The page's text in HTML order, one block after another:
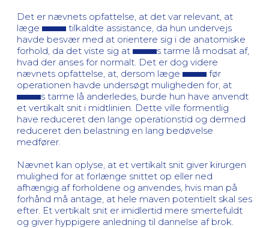
Det er nævnets opfattelse, at det var relevant, at
læge
tilkaldte assistance, da hun undervejs
havde besvær med at orientere sig i de anatomiske
forhold, da det viste sig at
s tarme lå modsat af,
hvad der anses for normalt. Det er dog videre
nævnets opfattelse, at, dersom læge
før
operationen havde undersøgt muligheden for, at
s tarme lå anderledes, burde hun have anvendt
et vertikalt snit i midtlinien. Dette ville formentlig
have reduceret den lange operationstid og dermed
reduceret den belastning en lang bedøvelse
medfører.
Nævnet kan oplyse, at et vertikalt snit giver kirurgen
mulighed for at forlænge snittet op eller ned
afhængig af forholdene og anvendes, hvis man på
forhånd må antage, at hele maven potentielt skal ses
efter. Et vertikalt snit er imidlertid mere smertefuldt
og giver hyppigere anledning til dannelse af brok.